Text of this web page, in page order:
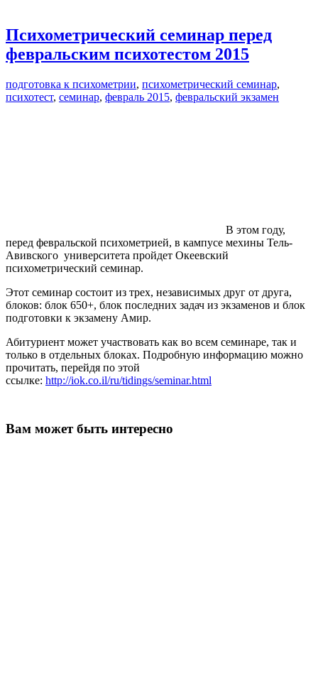
Психометрический семинар перед
февральским психотестом 2015
подготовка к психометрии, психометрический семинар,
психотест, семинар, февраль 2015, февральский экзамен
В этом году,
перед февральской психометрией, в кампусе мехины Тель-
Авивского университета пройдет Океевский
психометрический семинар.
Этот семинар состоит из трех, независимых друг от друга,
блоков: блок 650+, блок последних задач из экзаменов и блок
подготовки к экзамену Амир.
Абитуриент может участвовать как во всем семинаре, так и
только в отдельных блоках. Подробную информацию можно
прочитать, перейдя по этой
ссылке: http://iok.co.il/ru/tidings/seminar.html
Вам может быть интересно